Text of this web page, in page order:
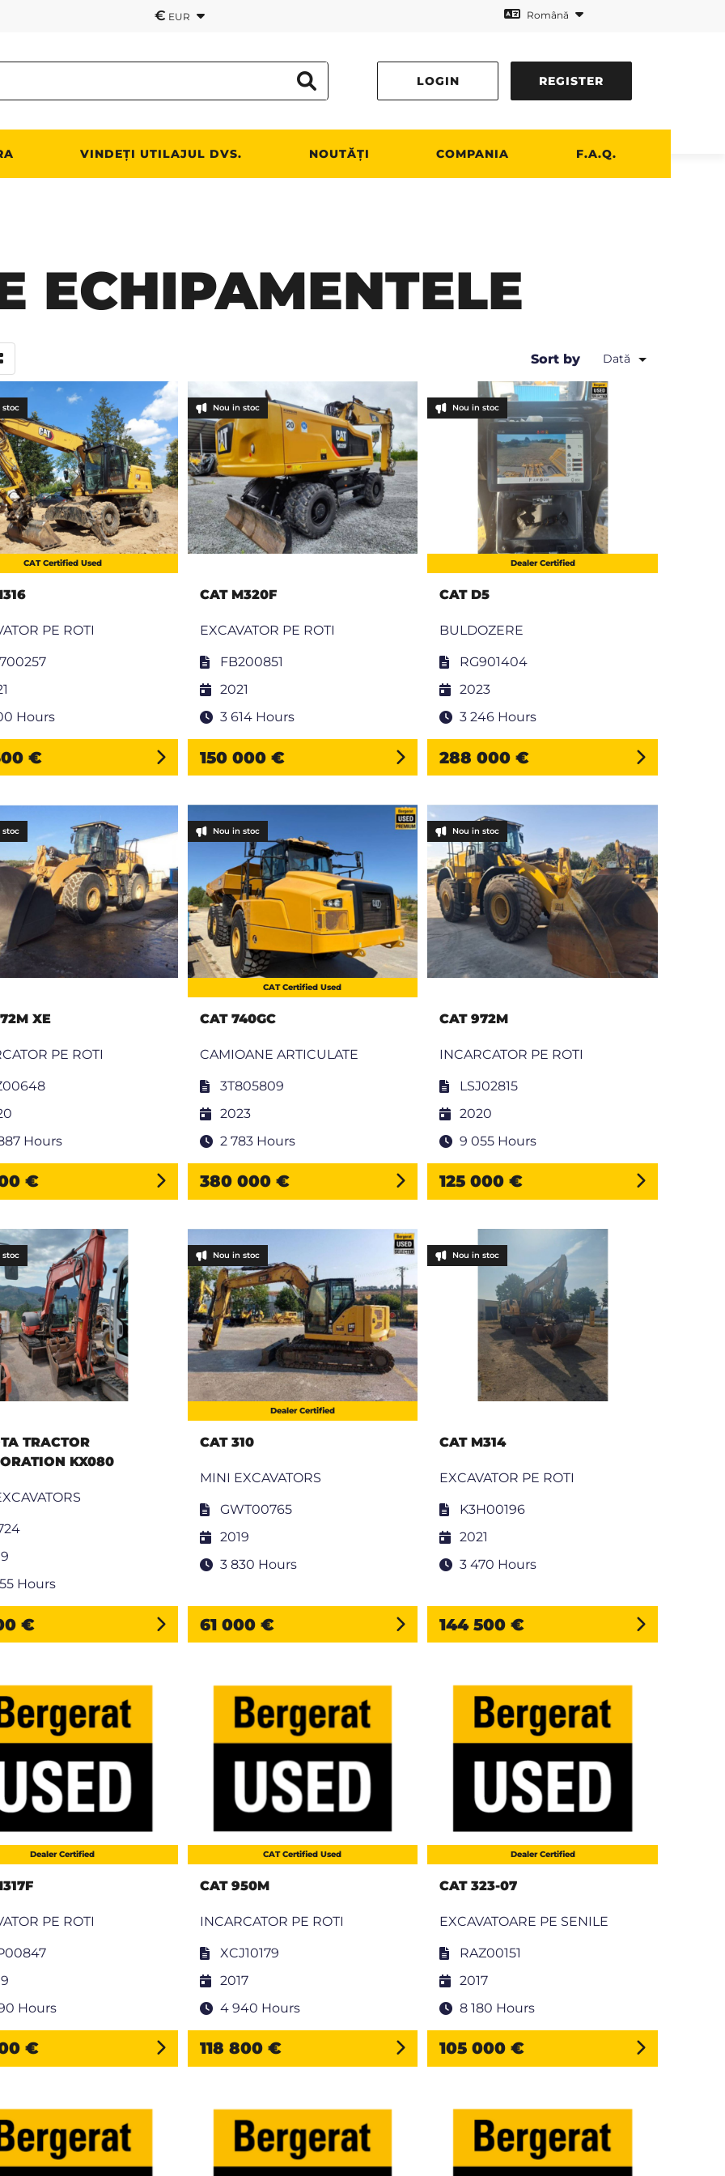
€ EUR Română
LOGIN REGISTER
VINDEȚI UTILAJUL DVS. NOUTĂȚI COMPANIA F.A.Q.
ECHIPAMENTELE
Sort by Dată
stoc
CAT Certified Used
PE ROTI
Hours
€
Nou in stoc
CAT M320F
EXCAVATOR PE ROTI
FB200851
2021
3 614 Hours
150 000 €
Nou in stoc
Dealer Certified
CAT D5
BULDOZERE
RG901404
2023
3 246 Hours
288 000 €
stoc
XE
PE ROTI
Hours
€
Nou in stoc
CAT Certified Used
CAT 740GC
CAMIOANE ARTICULATE
3T805809
2023
2 783 Hours
380 000 €
Nou in stoc
CAT 972M
INCARCATOR PE ROTI
LSJ02815
2020
9 055 Hours
125 000 €
stoc
TRACTOR
KX080
Hours
€
Nou in stoc
Dealer Certified
CAT 310
MINI EXCAVATORS
GWT00765
2019
3 830 Hours
61 000 €
Nou in stoc
CAT M314
EXCAVATOR PE ROTI
K3H00196
2021
3 470 Hours
144 500 €
Dealer Certified
PE ROTI
Hours
€
CAT Certified Used
CAT 950M
INCARCATOR PE ROTI
XCJ10179
2017
4 940 Hours
118 800 €
Dealer Certified
CAT 323-07
EXCAVATOARE PE SENILE
RAZ00151
2017
8 180 Hours
105 000 €